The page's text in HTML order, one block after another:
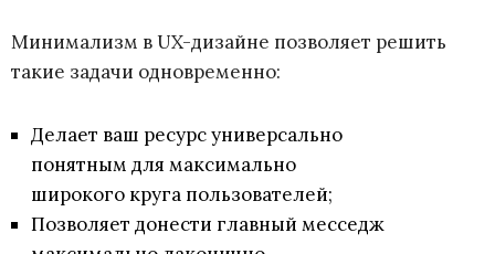
Минимализм в UX-дизайне позволяет решить
такие задачи одновременно:
Делает ваш ресурс универсально
понятным для максимально
широкого круга пользователей;
Позволяет донести главный месседж